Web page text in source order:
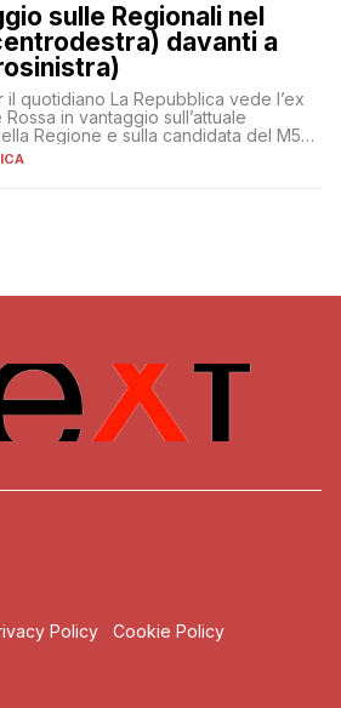
sulle Regionali nel
davanti a
il quotidiano La Repubblica vede l’ex
in vantaggio sull’attuale
Regione e sulla candidata del M5S
Policy
Cookie Policy